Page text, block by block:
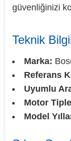
güvenliğinizi
Teknik
Marka:
Referans
Uyumlu
Motor
Model